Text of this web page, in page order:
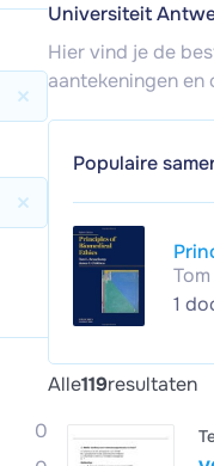
0
Universiteit
Hier vind je de
aantekeningen en
Populaire
1
Alle119resultaten